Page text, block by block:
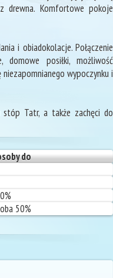
drewna. Komfortowe pokoje
i obiadokolacje. Połączenie
domowe posiłki, możliwość
wypoczynku i
stóp Tatr, a także zachęci do
do
50%